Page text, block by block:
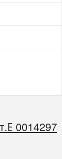
0014297